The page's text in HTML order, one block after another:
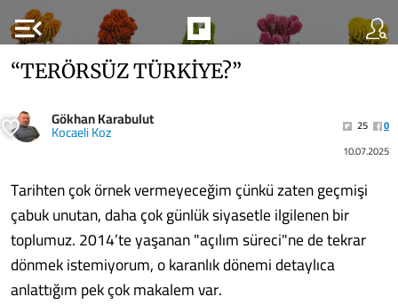
menu_open
“TERÖRSÜZ TÜRKİYE?”
Gökhan Karabulut
Kocaeli Koz 25
0
10.07.2025
Tarihten çok örnek vermeyeceğim çünkü zaten geçmişi
çabuk unutan, daha çok günlük siyasetle ilgilenen bir
toplumuz. 2014’te yaşanan "açılım süreci"ne de tekrar
dönmek istemiyorum, o karanlık dönemi detaylıca
anlattığım pek çok makalem var.